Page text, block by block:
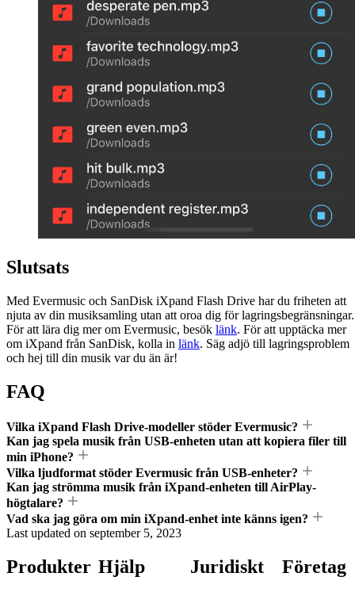
Slutsats
Med Evermusic och SanDisk iXpand Flash Drive har du friheten att
njuta av din musiksamling utan att oroa dig för lagringsbegränsningar.
För att lära dig mer om Evermusic, besök länk. För att upptäcka mer
om iXpand från SanDisk, kolla in länk. Säg adjö till lagringsproblem
och hej till din musik var du än är!
FAQ
Vilka iXpand Flash Drive-modeller stöder Evermusic?
Kan jag spela musik från USB-enheten utan att kopiera filer till
min iPhone?
Vilka ljudformat stöder Evermusic från USB-enheter?
Kan jag strömma musik från iXpand-enheten till AirPlay-
högtalare?
Vad ska jag göra om min iXpand-enhet inte känns igen?
Last updated on september 5, 2023
Produkter Hjälp Juridiskt Företag